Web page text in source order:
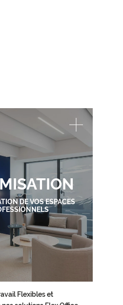
DE VOS ESPACES
Flexibles et